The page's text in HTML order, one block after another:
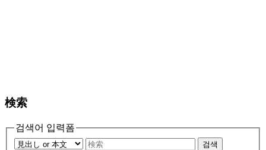
検索
검색어 입력폼
검색